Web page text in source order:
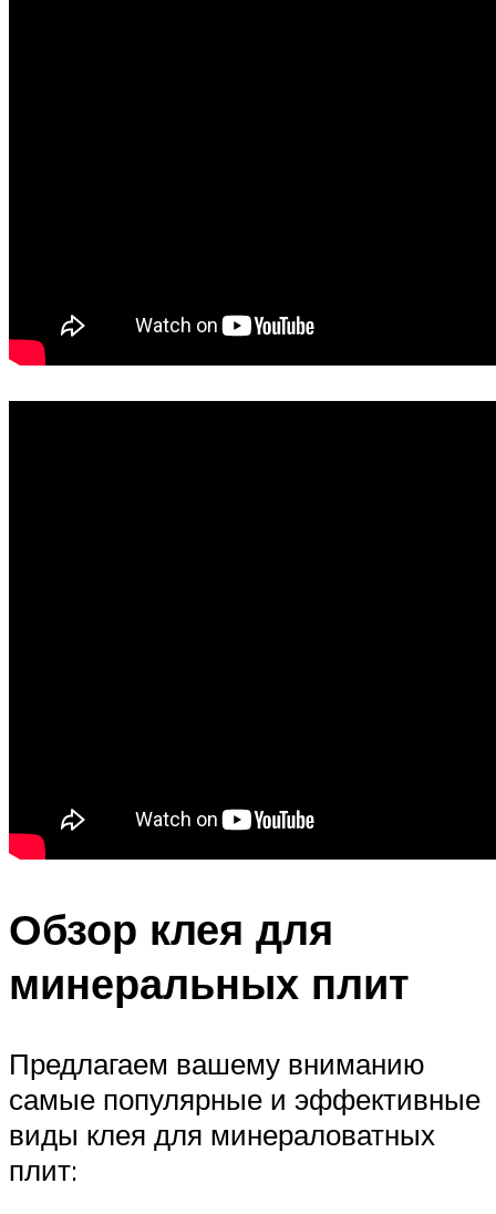
Обзор клея для
минеральных плит
Предлагаем вашему вниманию
самые популярные и эффективные
виды клея для минераловатных
плит: